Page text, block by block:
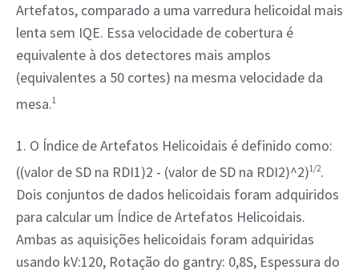
Artefatos, comparado a uma varredura helicoidal mais
lenta sem IQE. Essa velocidade de cobertura é
equivalente à dos detectores mais amplos
(equivalentes a 50 cortes) na mesma velocidade da
mesa.1
1. O Índice de Artefatos Helicoidais é definido como:
((valor de SD na RDI1)2 - (valor de SD na RDI2)^2)1/2.
Dois conjuntos de dados helicoidais foram adquiridos
para calcular um Índice de Artefatos Helicoidais.
Ambas as aquisições helicoidais foram adquiridas
usando kV:120, Rotação do gantry: 0,8S, Espessura do